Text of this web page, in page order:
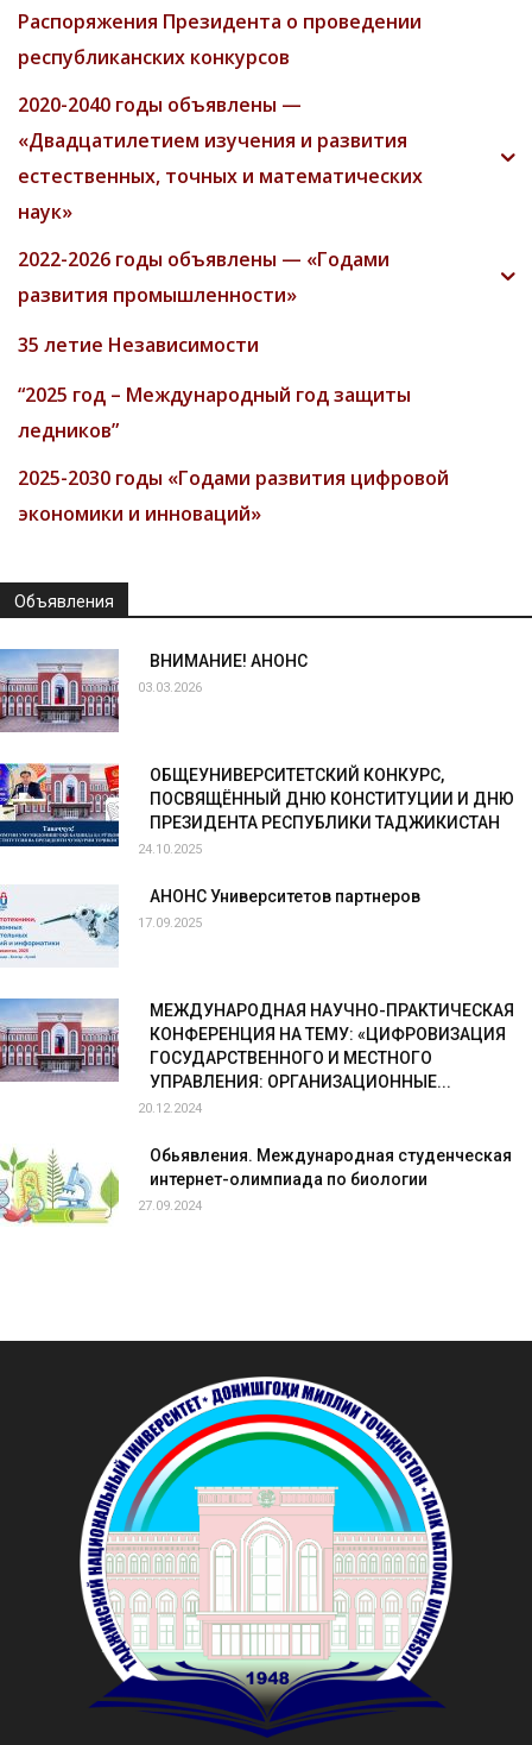
Распоряжения Президента о проведении
республиканских конкурсов
2020-2040 годы объявлены —
«Двадцатилетием изучения и развития
естественных, точных и математических
наук»
2022-2026 годы объявлены — «Годами
развития промышленности»
35 летие Независимости
“2025 год – Международный год защиты
ледников”
2025-2030 годы «Годами развития цифровой
экономики и инноваций»
Объявления
ВНИМАНИЕ! АНОНС
03.03.2026
ОБЩЕУНИВЕРСИТЕТСКИЙ КОНКУРС,
ПОСВЯЩЁННЫЙ ДНЮ КОНСТИТУЦИИ И ДНЮ
ПРЕЗИДЕНТА РЕСПУБЛИКИ ТАДЖИКИСТАН
24.10.2025
АНОНС Университетов партнеров
17.09.2025
МЕЖДУНАРОДНАЯ НАУЧНО-ПРАКТИЧЕСКАЯ
КОНФЕРЕНЦИЯ НА ТЕМУ: «ЦИФРОВИЗАЦИЯ
ГОСУДАРСТВЕННОГО И МЕСТНОГО
УПРАВЛЕНИЯ: ОРГАНИЗАЦИОННЫЕ...
20.12.2024
Обьявления. Международная студенческая
интернет-олимпиада по биологии
27.09.2024